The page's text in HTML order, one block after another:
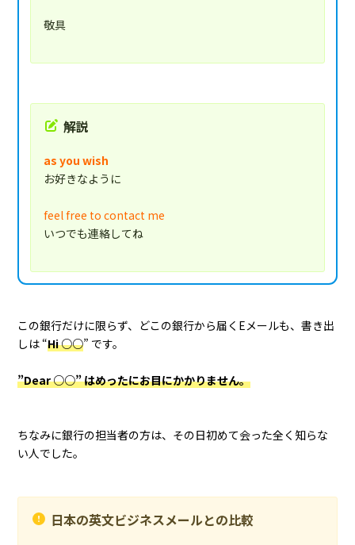
敬具
解説
as you wish
お好きなように
feel free to contact me
いつでも連絡してね
この銀行だけに限らず、どこの銀行から届くEメールも、書き出
しは “Hi ○○” です。
”Dear ○○” はめったにお目にかかりません。
ちなみに銀行の担当者の方は、その日初めて会った全く知らな
い人でした。
日本の英文ビジネスメールとの比較